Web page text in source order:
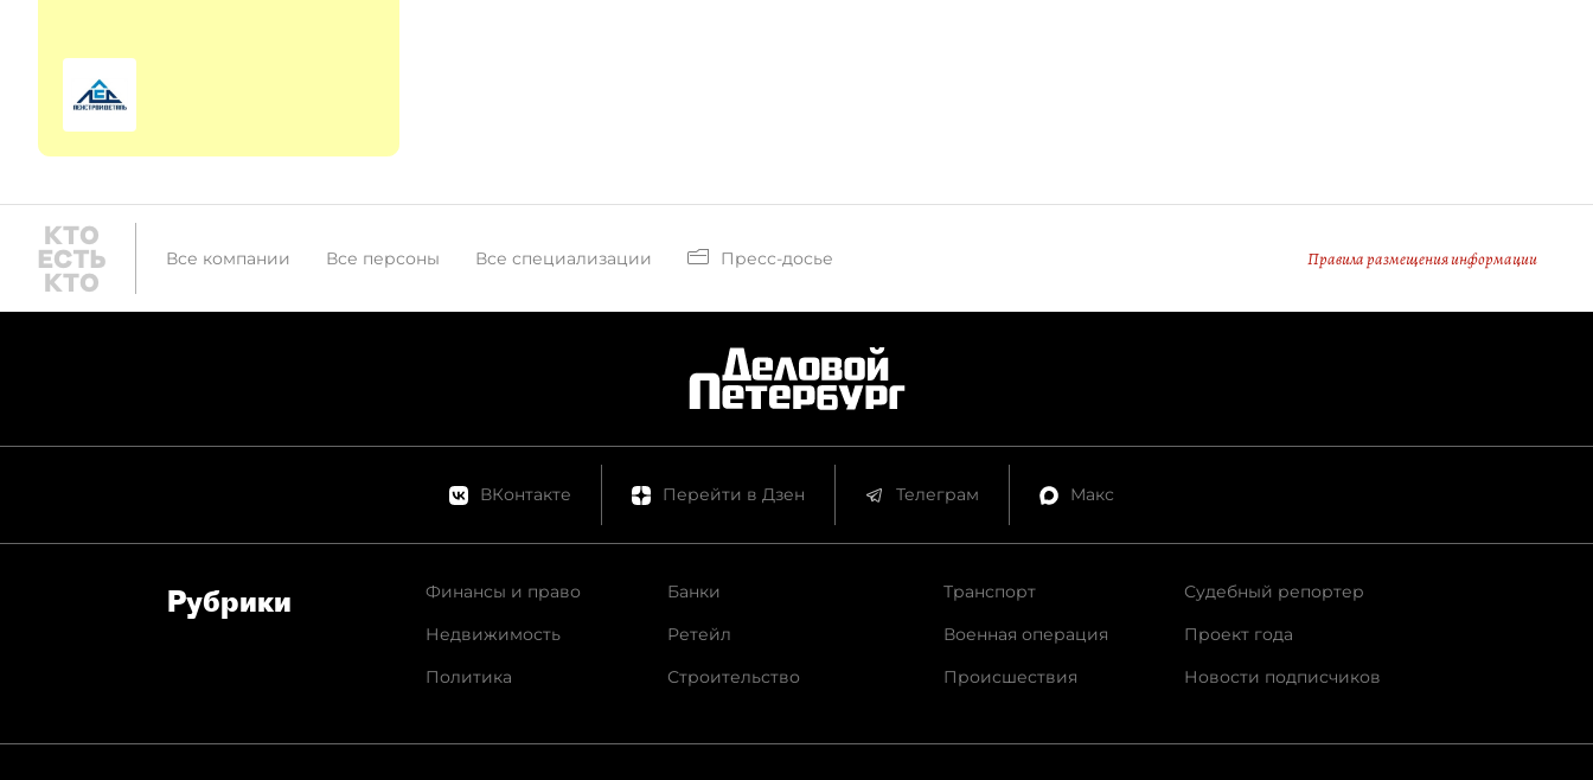
Все компании Все персоны Все специализации Пресс-досье Правила размещения информации
ВКонтакте Перейти в Дзен Телеграм Макс
Рубрики
Финансы и право
Недвижимость
Политика
Банки
Ретейл
Строительство
Транспорт
Военная операция
Происшествия
Судебный репортер
Проект года
Новости подписчиков